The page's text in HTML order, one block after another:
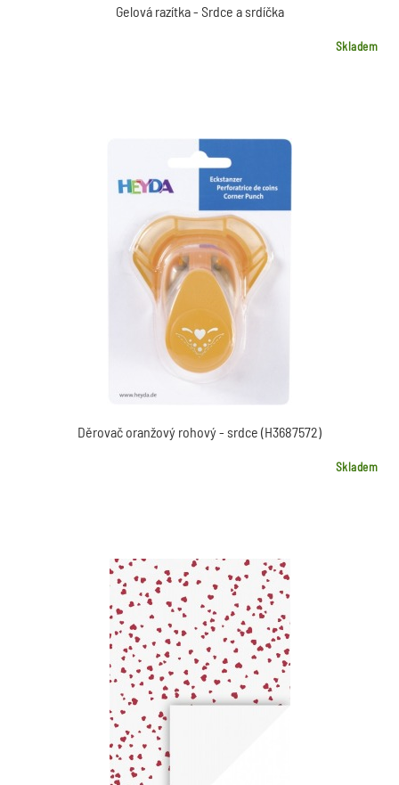
Gelová razítka - Srdce a srdíčka
Skladem
Děrovač oranžový rohový - srdce (H3687572)
Skladem